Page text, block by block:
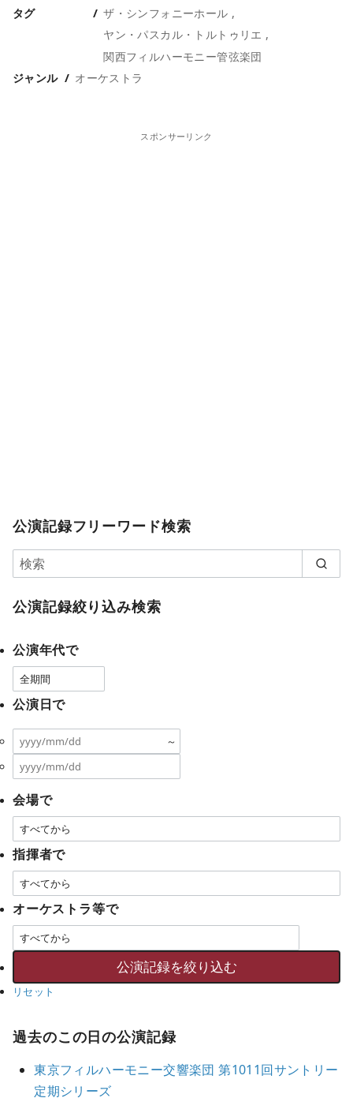
タグ
ザ・シンフォニーホール
ヤン・パスカル・トルトゥリエ
関西フィルハーモニー管弦楽団
ジャンル
オーケストラ
スポンサーリンク
公演記録フリーワード検索
公演記録絞り込み検索
公演年代で
公演日で
～
会場で
指揮者で
オーケストラ等で
リセット
過去のこの日の公演記録
東京フィルハーモニー交響楽団 第1011回サントリー
定期シリーズ